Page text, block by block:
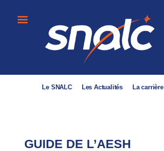
Le SNALC Les Actualités La carrière
GUIDE DE L’AESH